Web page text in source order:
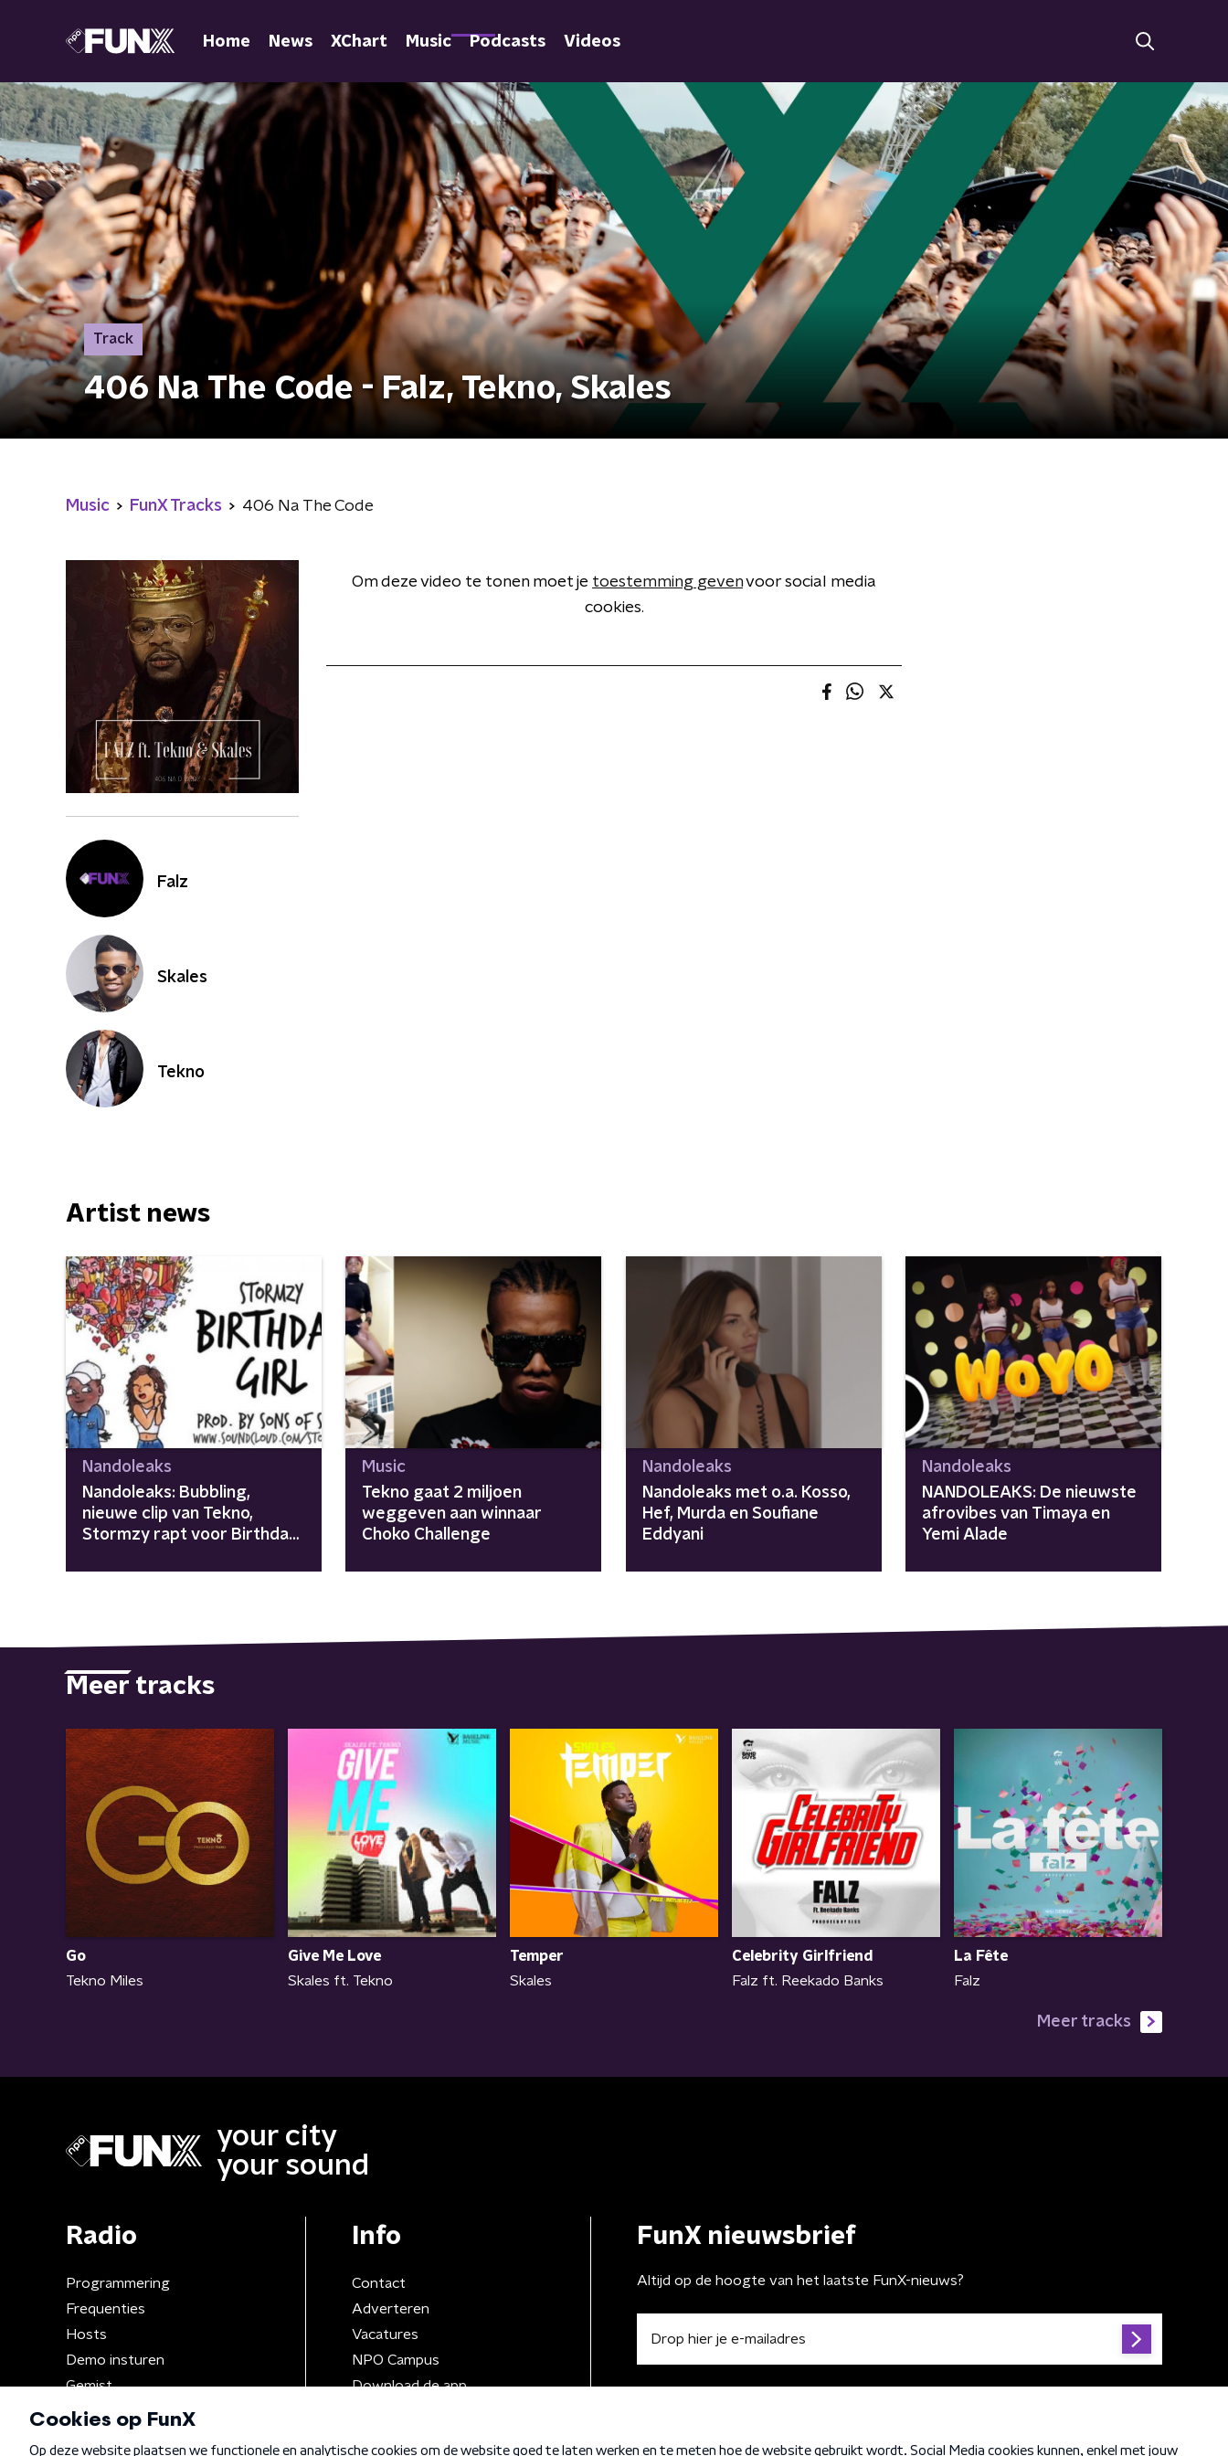
Home News XChart Music Podcasts Videos
Track
406 Na The Code - Falz, Tekno, Skales
Music FunX Tracks 406 Na The Code
Falz
Skales
Tekno
Om deze video te tonen moet je toestemming gevenvoor social media
cookies.
Artist news
Nandoleaks
Nandoleaks: Bubbling,
nieuwe clip van Tekno,
Stormzy rapt voor Birthday
Music
Tekno gaat 2 miljoen
weggeven aan winnaar
Choko Challenge
Nandoleaks
Nandoleaks met o.a. Kosso,
Hef, Murda en Soufiane
Eddyani
Nandoleaks
NANDOLEAKS: De nieuwste
afrovibes van Timaya en
Yemi Alade
Meer tracks
Go
Tekno Miles
Give Me Love
Skales ft. Tekno
Temper
Skales
Celebrity Girlfriend
Falz ft. Reekado Banks
La Fête
Falz
Meer tracks
your city
your sound
Radio
Programmering
Frequenties
Hosts
Demo insturen
Gemist
Info
Contact
Adverteren
Vacatures
NPO Campus
Download de app
FunX nieuwsbrief
Altijd op de hoogte van het laatste FunX-nieuws?